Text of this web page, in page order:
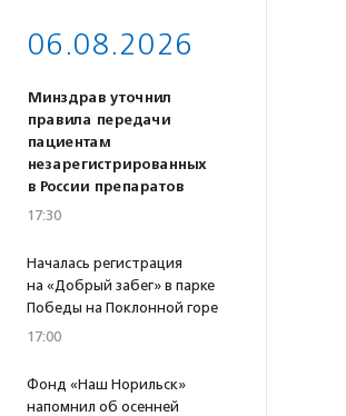
06.08.2026
Минздрав уточнил
правила передачи
пациентам
незарегистрированных
в России препаратов
17:30
Началась регистрация
на «Добрый забег» в парке
Победы на Поклонной горе
17:00
Фонд «Наш Норильск»
напомнил об осенней